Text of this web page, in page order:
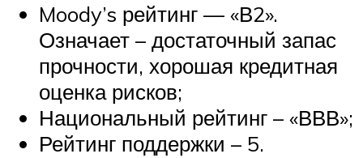
Moody’s рейтинг — «В2».
Означает – достаточный запас
прочности, хорошая кредитная
оценка рисков;
Национальный рейтинг – «ВВВ»;
Рейтинг поддержки – 5.